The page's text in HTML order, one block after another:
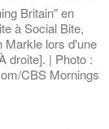
Britain" en
à Social Bite,
Markle lors d'une
droite]. | Photo :
CBS Mornings